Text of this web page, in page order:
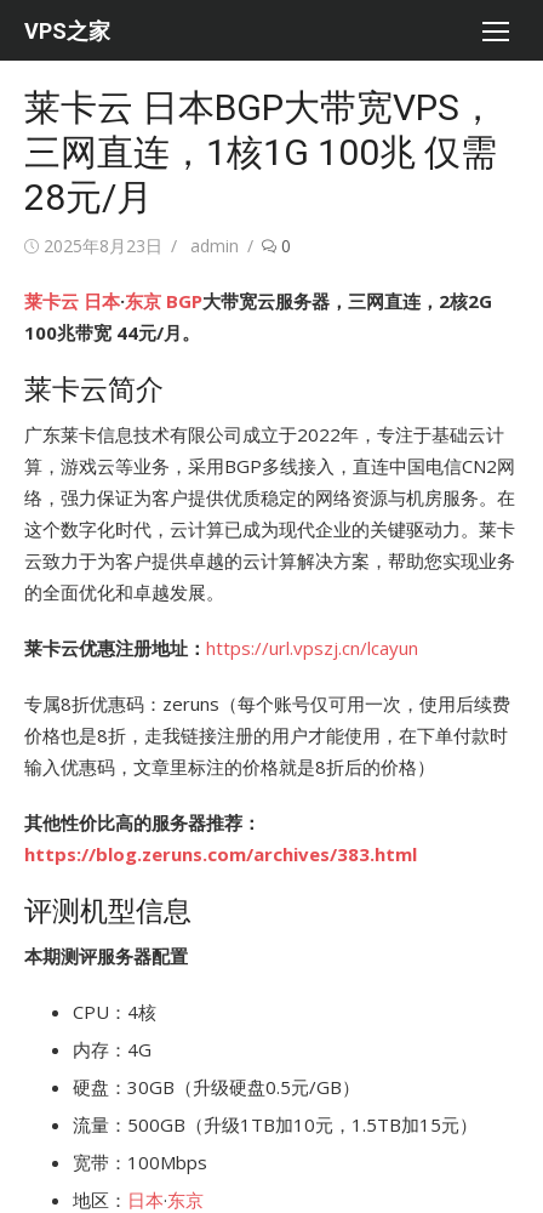
VPS之家
莱卡云 日本BGP大带宽VPS，
三网直连，1核1G 100兆 仅需
28元/月
Posted
2025年8月23日 Author
admin 0
莱卡云 日本·东京 BGP大带宽云服务器，三网直连，2核2G
100兆带宽 44元/月。
莱卡云简介
广东莱卡信息技术有限公司成立于2022年，专注于基础云计
算，游戏云等业务，采用BGP多线接入，直连中国电信CN2网
络，强力保证为客户提供优质稳定的网络资源与机房服务。在
这个数字化时代，云计算已成为现代企业的关键驱动力。莱卡
云致力于为客户提供卓越的云计算解决方案，帮助您实现业务
的全面优化和卓越发展。
莱卡云优惠注册地址： https://url.vpszj.cn/lcayun
专属8折优惠码：zeruns（每个账号仅可用一次，使用后续费
价格也是8折，走我链接注册的用户才能使用，在下单付款时
输入优惠码，文章里标注的价格就是8折后的价格）
其他性价比高的服务器推荐：
https://blog.zeruns.com/archives/383.html
评测机型信息
本期测评服务器配置
CPU：4核
内存：4G
硬盘：30GB（升级硬盘0.5元/GB）
流量：500GB（升级1TB加10元，1.5TB加15元）
宽带：100Mbps
地区： 日本·东京